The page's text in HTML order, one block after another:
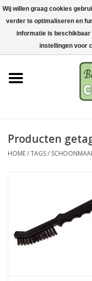
Home
Bak-& kookgerei
Machines & onderdelen
Chocolade & ijsbereiding
Hygiëne & opslag
Producten
HOME/TAGS/
Wij willen graag cookies
verder te optimaliseren en
informatie is beschikbaar
instellingen voor